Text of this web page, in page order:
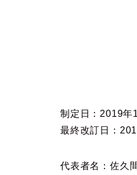
制定日：2019年
最終改訂日：
代表者名：佐久